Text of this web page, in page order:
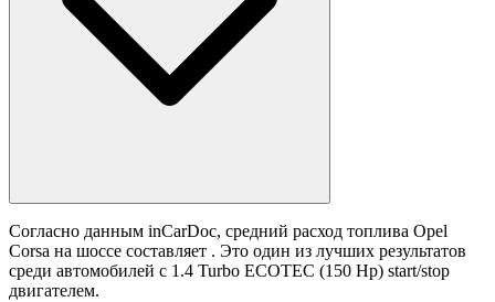
Согласно данным inCarDoc, средний расход топлива Opel
Corsa на шоссе составляет . Это один из лучших результатов
среди автомобилей с 1.4 Turbo ECOTEC (150 Hp) start/stop
двигателем.